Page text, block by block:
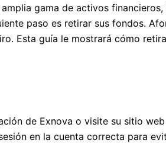
gama de activos
paso es retirar sus fondos.
Esta guía le mostrará cómo
de Exnova o visite su sitio
en la cuenta correcta para